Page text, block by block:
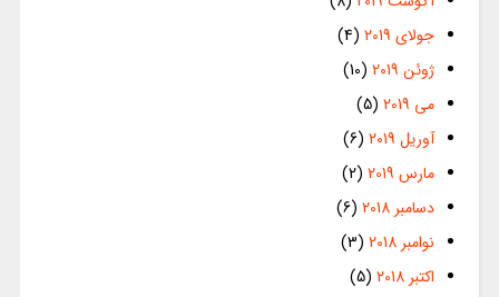
جولای 2019
(4)
ژوئن 2019
(10)
می 2019
(5)
آوریل 2019
(6)
مارس 2019
(2)
دسامبر 2018
(6)
نوامبر 2018
(3)
اکتبر 2018
(5)